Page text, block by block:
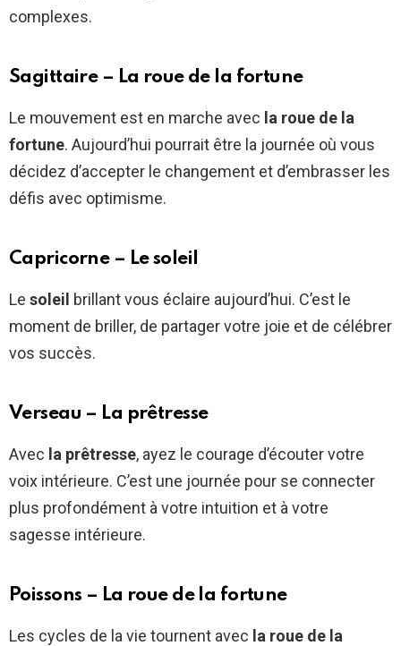
complexes.
Sagittaire – La roue de la fortune
Le mouvement est en marche avec la roue de la
fortune. Aujourd’hui pourrait être la journée où vous
décidez d’accepter le changement et d’embrasser les
défis avec optimisme.
Capricorne – Le soleil
Le soleil brillant vous éclaire aujourd’hui. C’est le
moment de briller, de partager votre joie et de célébrer
vos succès.
Verseau – La prêtresse
Avec la prêtresse, ayez le courage d’écouter votre
voix intérieure. C’est une journée pour se connecter
plus profondément à votre intuition et à votre
sagesse intérieure.
Poissons – La roue de la fortune
Les cycles de la vie tournent avec la roue de la